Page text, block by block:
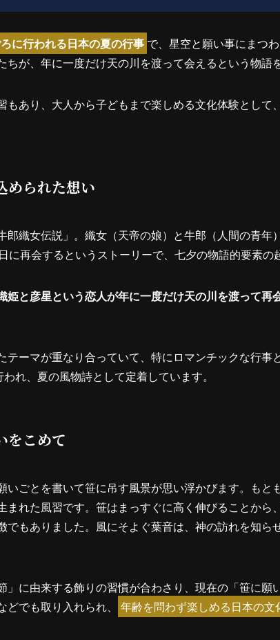
に行われる日本の夏の行事 で、星空と願い事にまつ
が、年に一度だけ天の川を渡って会えるという物語
あり、大人から子どもまで楽しめる文化体験として
められた想い
織女伝説」。織女（天帝の娘）と牛郎（人間の青年
に再会するというストーリーで、七夕の物語的要素の
姫と彦星という恋人が年に一度だけ天の川を渡って再
テーマが重なり合っていて、特にロマンチックな行事
れ、夏の風物詩として定着しています。
をこめて
ごとを書いて笹に吊す風景が思い浮かびます。もと
れた風習です。笹はまっすぐに高く伸びることから
でもありました。風にそよぐ葉音は、神の訪れを知ら
」に由来する飾りの習慣が合わさり、現在の「笹に願
でも取り入れられ、
年齢を問わず楽しめる日本の文